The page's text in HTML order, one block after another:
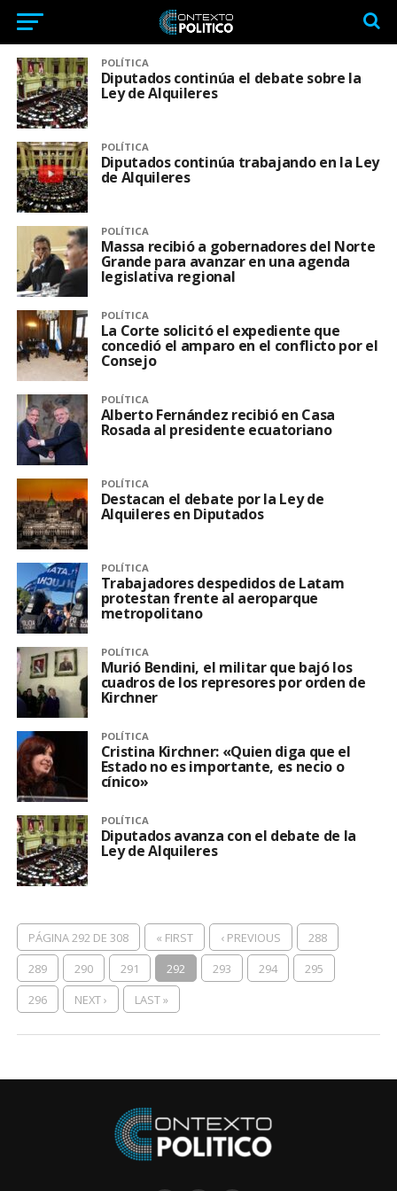
POLÍTICA
Diputados continúa el debate sobre la
Ley de Alquileres
POLÍTICA
Diputados continúa trabajando en la Ley
de Alquileres
POLÍTICA
Massa recibió a gobernadores del Norte
Grande para avanzar en una agenda
legislativa regional
POLÍTICA
La Corte solicitó el expediente que
concedió el amparo en el conflicto por el
Consejo
POLÍTICA
Alberto Fernández recibió en Casa
Rosada al presidente ecuatoriano
POLÍTICA
Destacan el debate por la Ley de
Alquileres en Diputados
POLÍTICA
Trabajadores despedidos de Latam
protestan frente al aeroparque
metropolitano
POLÍTICA
Murió Bendini, el militar que bajó los
cuadros de los represores por orden de
Kirchner
POLÍTICA
Cristina Kirchner: «Quien diga que el
Estado no es importante, es necio o
cínico»
POLÍTICA
Diputados avanza con el debate de la
Ley de Alquileres
PÁGINA 292 DE 308 « FIRST ‹ PREVIOUS
288
289
290 291 292 293 294
295
296
NEXT › LAST »